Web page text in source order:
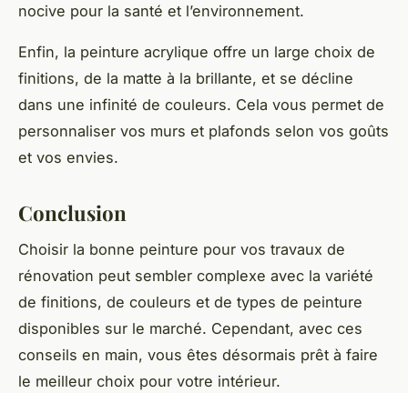
nocive pour la santé et l’environnement.
Enfin, la peinture acrylique offre un large choix de
finitions, de la matte à la brillante, et se décline
dans une infinité de couleurs. Cela vous permet de
personnaliser vos murs et plafonds selon vos goûts
et vos envies.
Conclusion
Choisir la bonne peinture pour vos travaux de
rénovation peut sembler complexe avec la variété
de finitions, de couleurs et de types de peinture
disponibles sur le marché. Cependant, avec ces
conseils en main, vous êtes désormais prêt à faire
le meilleur choix pour votre intérieur.